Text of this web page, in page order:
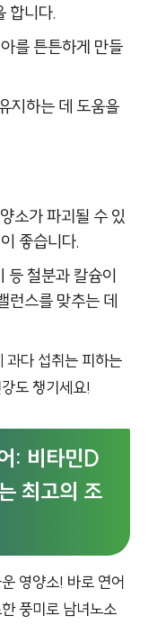
합니다.
를 튼튼하게 만들
지하는 데 도움을
소가 파괴될 수 있
좋습니다.
등 철분과 칼슘이
런스를 맞추는 데
과다 섭취는 피하는
도 챙기세요!
: 비타민D
최고의 조
영양소! 바로 연어
풍미로 남녀노소